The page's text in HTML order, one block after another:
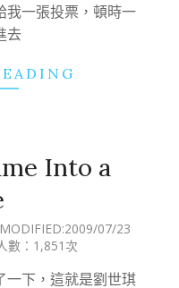
我一張投票，頓時一
去
Into a
2009/07/23
數：1,851次
一下，這就是劉世琪